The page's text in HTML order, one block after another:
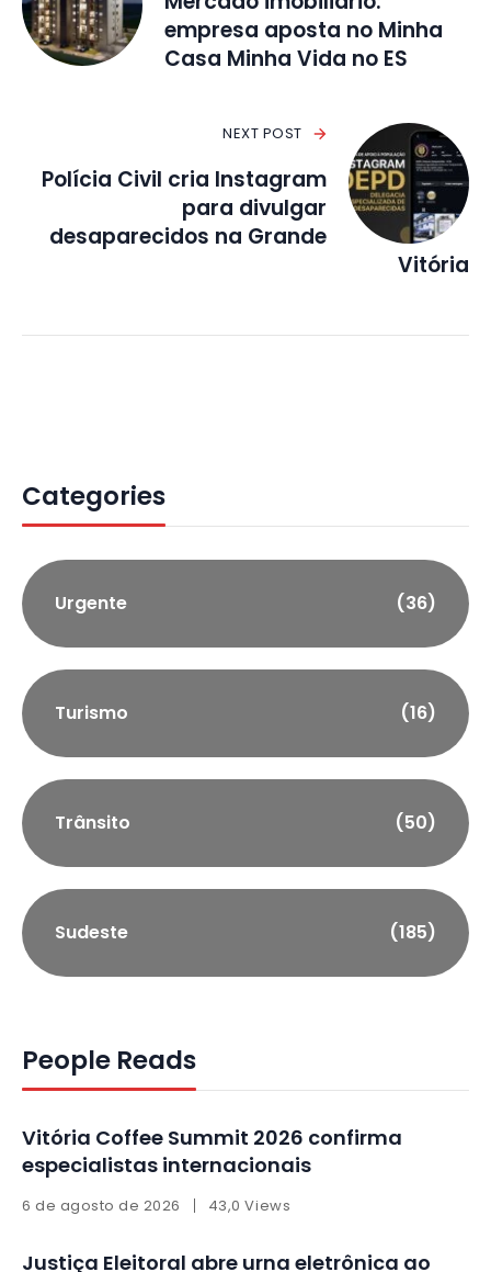
empresa aposta no Minha
Casa Minha Vida no ES
NEXT POST
Polícia Civil cria Instagram
para divulgar
desaparecidos na Grande
Vitória
Categories
Urgente (36)
Turismo (16)
Trânsito (50)
Sudeste (185)
People Reads
Vitória Coffee Summit 2026 confirma
especialistas internacionais
6 de agosto de 2026 43,0 Views
Justiça Eleitoral abre urna eletrônica ao